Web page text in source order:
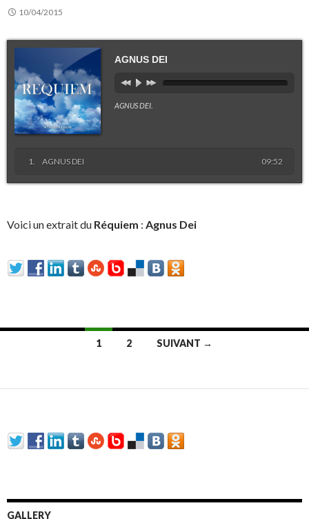
10/04/2015
AGNUS DEI
AGNUS DEI
AGNUS DEI 09:52
Voici un extrait du Réquiem : Agnus Dei
1 2 SUIVANT →
GALLERY